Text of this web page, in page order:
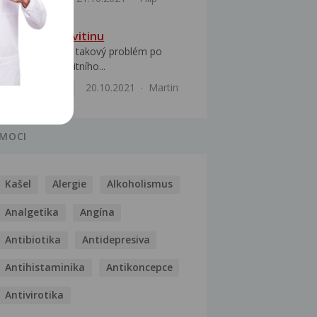
Potíže po pervitinu
Dobrý den mám takový problém po
vdechnutí nekvalitního...
Uši, nos, krk
20.10.2021 Martin
Kašel Alergie Alkoholismus
Analgetika Angína
Antibiotika Antidepresiva
Antihistaminika Antikoncepce
Antivirotika